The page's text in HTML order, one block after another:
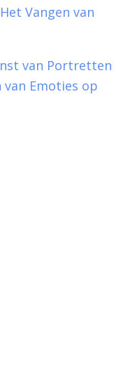
Vangen van
van Portretten
van Emoties op